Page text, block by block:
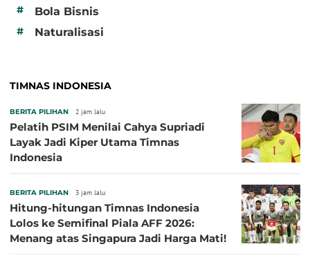
# Bola Bisnis
# Naturalisasi
TIMNAS INDONESIA
BERITA PILIHAN 2 jam lalu
Pelatih PSIM Menilai Cahya Supriadi
Layak Jadi Kiper Utama Timnas
Indonesia
BERITA PILIHAN 3 jam lalu
Hitung-hitungan Timnas Indonesia
Lolos ke Semifinal Piala AFF 2026:
Menang atas Singapura Jadi Harga Mati!